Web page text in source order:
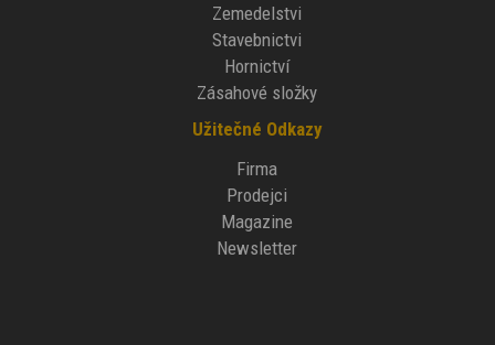
Zemedelstvi
Stavebnictvi
Hornictví
Zásahové složky
Užitečné Odkazy
Firma
Prodejci
Magazine
Newsletter